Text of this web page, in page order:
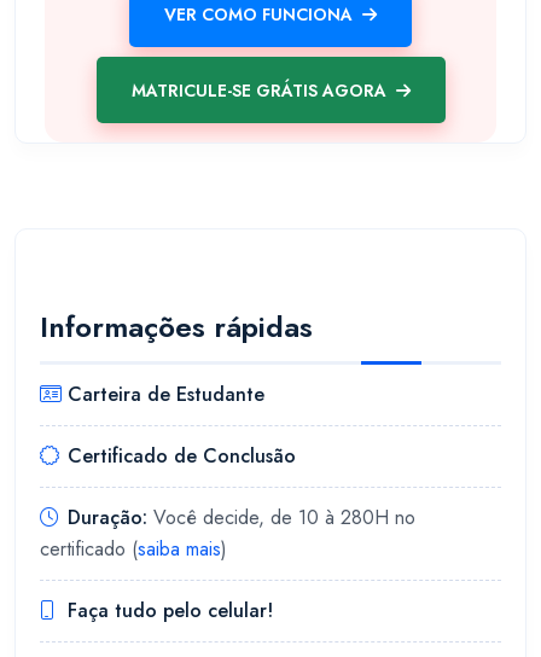
VER COMO FUNCIONA
MATRICULE-SE GRÁTIS AGORA
Informações rápidas
Carteira de Estudante
Certificado de Conclusão
Duração: Você decide, de 10 à 280H no
certificado (saiba mais)
Faça tudo pelo celular!